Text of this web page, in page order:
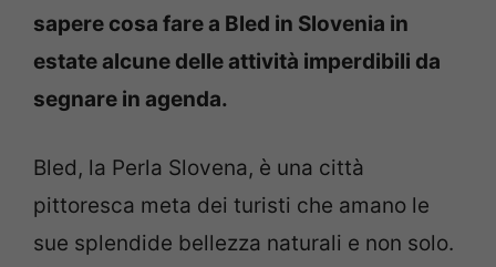
sapere cosa fare a Bled in Slovenia in
estate alcune delle attività imperdibili da
segnare in agenda.
Bled, la Perla Slovena, è una città
pittoresca meta dei turisti che amano le
sue splendide bellezza naturali e non solo.